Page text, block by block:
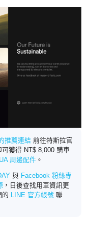
推薦連結 前往特斯拉官
獲得 NT$ 8,000 購車
周邊配件 。
與 Facebook 粉絲專
，日後查找用車資訊更
的 LINE 官方帳號 聯